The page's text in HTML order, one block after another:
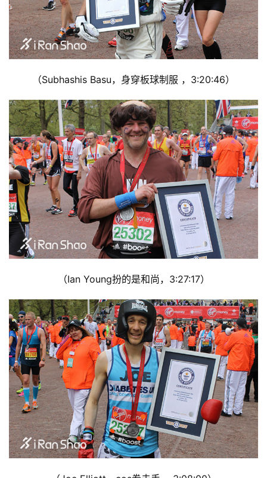
（Subhashis Basu，身穿板球制服 ，3:20:46）
（Ian Young扮的是和尚，3:27:17）